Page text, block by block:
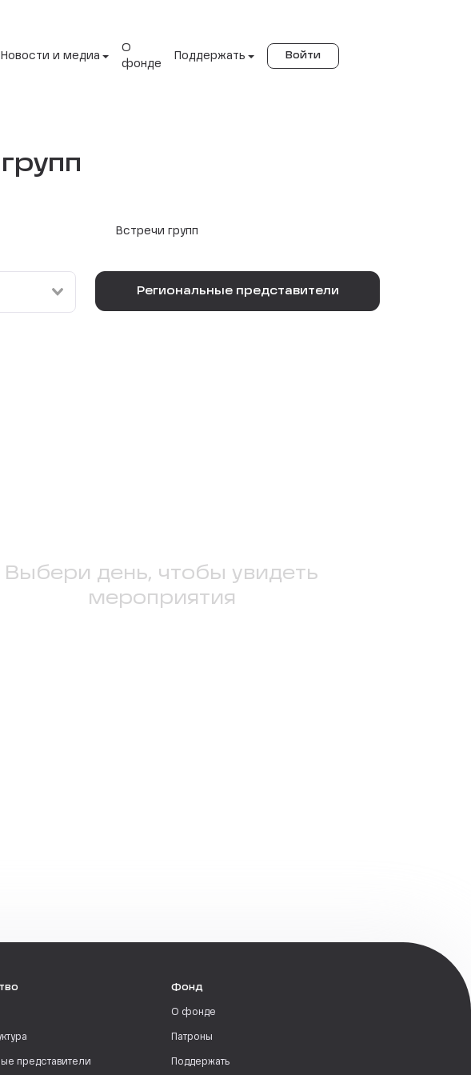
Новости и медиа
О
фонде
Поддержать Войти
Встречи групп
Региональные представители
Выбери день, чтобы увидеть
мероприятия
представители
Фонд
О фонде
Патроны
Поддержать